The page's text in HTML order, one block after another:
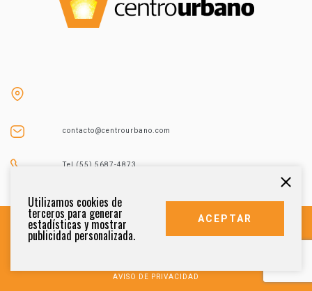
contacto@centrourbano.com
Tel (55) 5687-4873
AVISO DE PRIVACIDAD
Utilizamos cookies de
terceros para generar
estadísticas y mostrar
publicidad personalizada.
ACEPTAR